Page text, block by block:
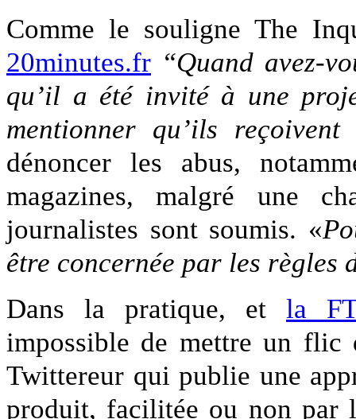
Comme le souligne The
20minutes.fr “Quand avez-
qu’il a été invité à une
mentionner qu’ils
dénoncer les abus,
magazines, malgré une
journalistes sont soumis. «
être concernée par les règles
Dans la pratique, et la
impossible de mettre un flic
Twittereur qui publie une
produit, facilitée ou non par